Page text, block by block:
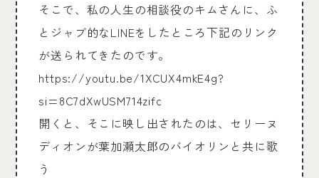
そこで、私の人生の相談役のキムさんに、ふ
とジャブ的なLINEをしたところ下記のリンク
が送られてきたのです。
https://youtu.be/1XCUX4mkE4g?
si=8C7dXwUSM714zifc
開くと、そこに映し出されたのは、セリーヌ
ディオンが葉加瀬太郎のバイオリンと共に歌
う